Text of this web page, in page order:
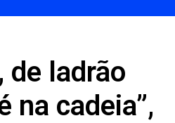
de ladrão
na cadeia”,